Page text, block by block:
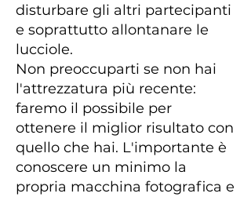
disturbare gli altri partecipanti
e soprattutto allontanare le
lucciole.
Non preoccuparti se non hai
l'attrezzatura più recente:
faremo il possibile per
ottenere il miglior risultato con
quello che hai. L'importante è
conoscere un minimo la
propria macchina fotografica e